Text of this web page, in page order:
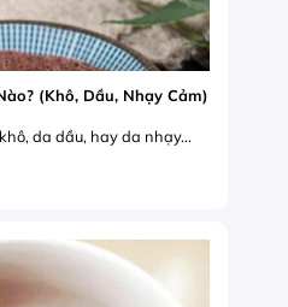
(Khô, Dầu, Nhạy Cảm)
da dầu, hay da nhạy...